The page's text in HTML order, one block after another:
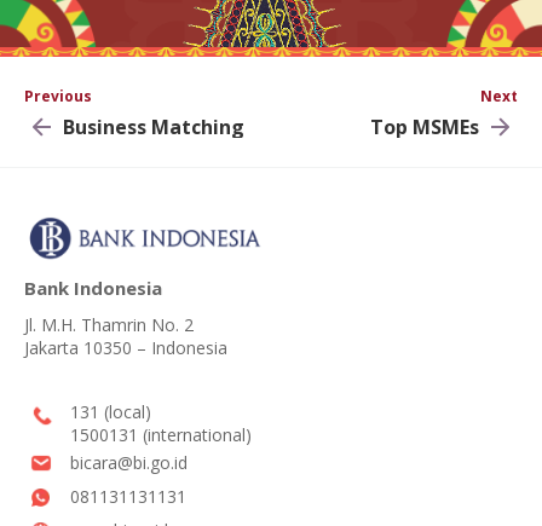
Previous
Business Matching
Next
Top MSMEs
Bank Indonesia
Jl. M.H. Thamrin No. 2
Jakarta 10350 – Indonesia
131 (local)
1500131 (international)
bicara@bi.go.id
081131131131